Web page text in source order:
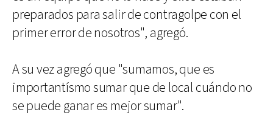
preparados para salir de contragolpe con el
primer error de nosotros", agregó.
A su vez agregó que "sumamos, que es
importantísmo sumar que de local cuándo no
se puede ganar es mejor sumar".